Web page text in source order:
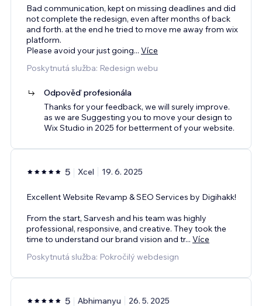
Bad communication, kept on missing deadlines and did
not complete the redesign, even after months of back
and forth. at the end he tried to move me away from wix
platform.
Please avoid your just going... Více
Poskytnutá služba: Redesign webu
Odpověď profesionála
Thanks for your feedback, we will surely improve.
as we are Suggesting you to move your design to
Wix Studio in 2025 for betterment of your website.
5 Xcel 19. 6. 2025
Excellent Website Revamp & SEO Services by Digihakk!
From the start, Sarvesh and his team was highly
professional, responsive, and creative. They took the
time to understand our brand vision and tr... Více
Poskytnutá služba: Pokročilý webdesign
5 Abhimanyu 26. 5. 2025